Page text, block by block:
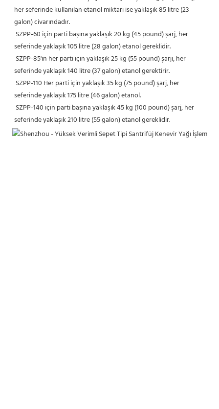
her seferinde kullanılan etanol miktarı ise yaklaşık 85 litre (23
galon) civarındadır.
seferinde yaklaşık 105 litre (28 galon) etanol gereklidir.
seferinde yaklaşık 140 litre (37 galon) etanol gerektirir.
seferinde yaklaşık 175 litre (46 galon) etanol.
seferinde yaklaşık 210 litre (55 galon) etanol gereklidir.